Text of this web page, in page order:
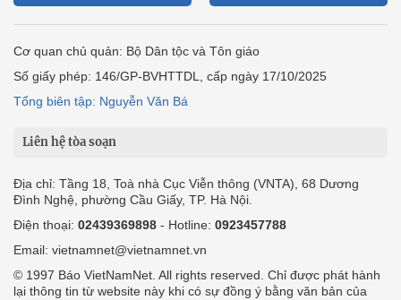
Cơ quan chủ quản: Bộ Dân tộc và Tôn giáo
Số giấy phép: 146/GP-BVHTTDL, cấp ngày 17/10/2025
Tổng biên tập: Nguyễn Văn Bá
Liên hệ tòa soạn
Địa chỉ: Tầng 18, Toà nhà Cục Viễn thông (VNTA), 68 Dương
Đình Nghệ, phường Cầu Giấy, TP. Hà Nội.
Điện thoại: 02439369898 - Hotline: 0923457788
Email: vietnamnet@vietnamnet.vn
© 1997 Báo VietNamNet. All rights reserved. Chỉ được phát hành
lại thông tin từ website này khi có sự đồng ý bằng văn bản của